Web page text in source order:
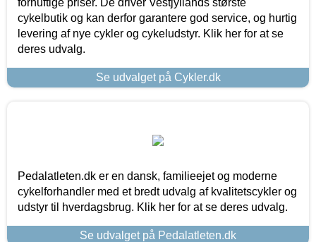
cykelbutik og kan derfor garantere god service, og hurtig
levering af nye cykler og cykeludstyr. Klik her for at se
deres udvalg.
Se udvalget på Cykler.dk
Pedalatleten.dk er en dansk, familieejet og moderne
cykelforhandler med et bredt udvalg af kvalitetscykler og
udstyr til hverdagsbrug. Klik her for at se deres udvalg.
Se udvalget på Pedalatleten.dk